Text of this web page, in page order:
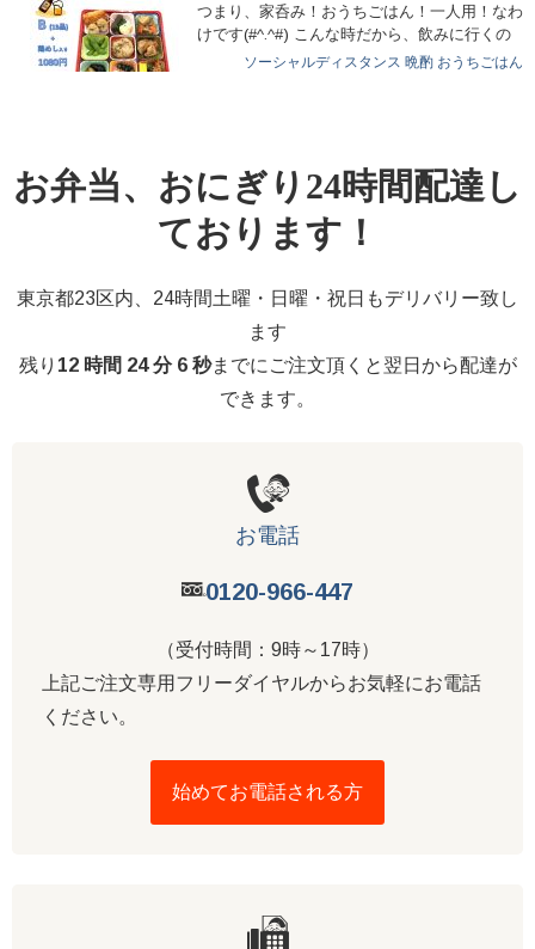
つまり、家呑み！おうちごはん！一人用！なわ
けです(#^.^#) こんな時だから、飲みに行くの
ソーシャルディスタンス 晩酌 おうちごはん
お弁当、おにぎり24時間配達し
ております！
東京都23区内、24時間土曜・日曜・祝日もデリバリー致し
ます
残り 12 時間 24 分 5 秒までにご注文頂くと翌日から配達が
できます。
お電話
0120-966-447
（受付時間：9時～17時）
上記ご注文専用フリーダイヤルからお気軽にお電話
ください。
始めてお電話される方